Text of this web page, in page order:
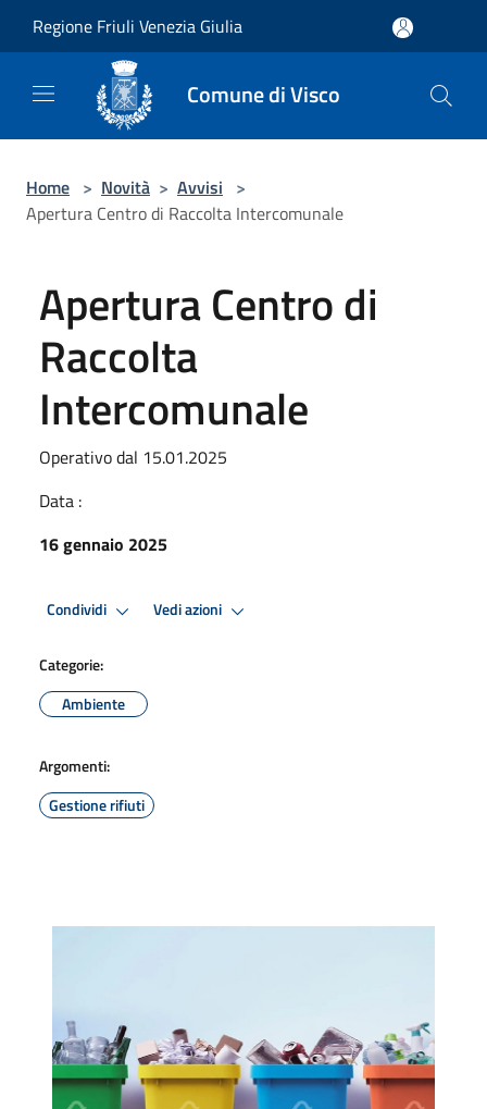
Regione Friuli Venezia Giulia
Comune di Visco
Home > Novità > Avvisi >
Apertura Centro di Raccolta Intercomunale
Apertura Centro di
Raccolta
Intercomunale
Operativo dal 15.01.2025
Data :
16 gennaio 2025
Condividi Vedi azioni
Categorie:
Ambiente
Argomenti:
Gestione rifiuti